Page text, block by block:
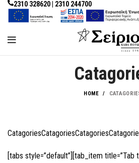
2310 328620 | 2310 244700
HOME
[tabs style=”default”][tab_item title=”Tab